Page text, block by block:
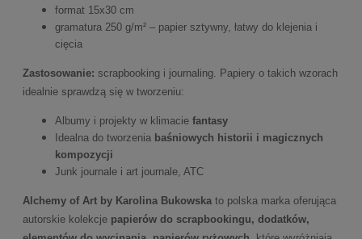
format 15x30 cm
gramatura 250 g/m² – papier sztywny, łatwy do klejenia i
cięcia
Zastosowanie: scrapbooking i journaling. Papiery o takich wzorach
idealnie sprawdzą się w tworzeniu:
Albumy i projekty w klimacie fantasy
Idealna do tworzenia baśniowych historii i magicznych
kompozycji
Junk journale i art journale, ATC
Alchemy of Art by Karolina Bukowska to polska marka oferująca
autorskie kolekcje papierów do scrapbookingu, dodatków,